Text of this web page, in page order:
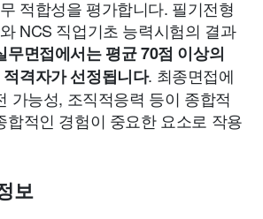
적합성을 평가합니다. 필기전형
NCS 직업기초 능력시험의 결과
무면접에서는 평균 70점 이상의
격자가 선정됩니다. 최종면접에
가능성, 조직적응력 등이 종합적
합적인 경험이 중요한 요소로 작용
보